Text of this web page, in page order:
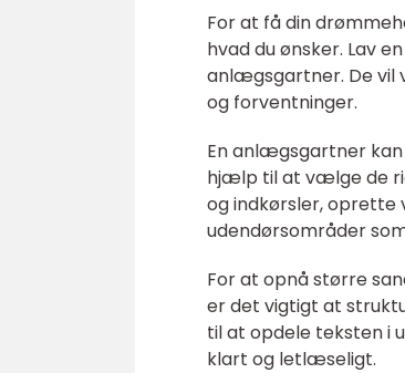
For at få din
hvad du ønsker. Lav
anlægsgartner. De vil
og forventninger.
En anlægsgartner
hjælp til at vælge de
og indkørsler, oprette
udendørsområder
For at opnå større
er det vigtigt at
til at opdele teksten i
klart og letlæseligt.